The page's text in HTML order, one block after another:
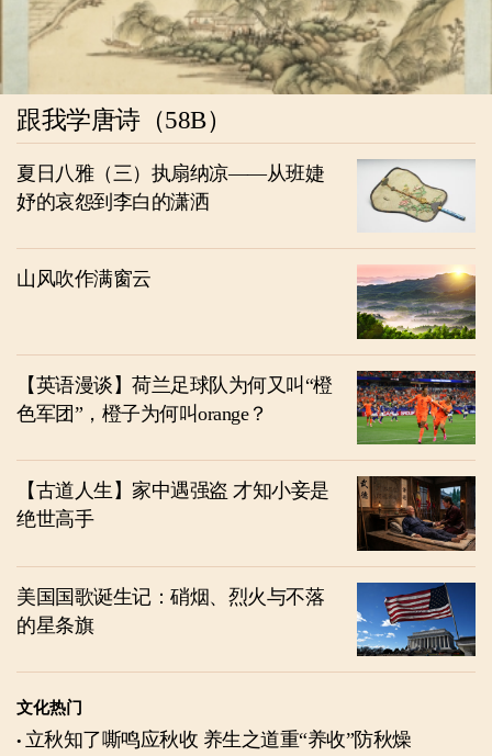
跟我学唐诗（58B）
夏日八雅（三）执扇纳凉——从班婕
妤的哀怨到李白的潇洒
山风吹作满窗云
【英语漫谈】荷兰足球队为何又叫“橙
色军团”，橙子为何叫orange？
【古道人生】家中遇强盗 才知小妾是
绝世高手
美国国歌诞生记：硝烟、烈火与不落
的星条旗
文化热门
立秋知了嘶鸣应秋收 养生之道重“养收”防秋燥